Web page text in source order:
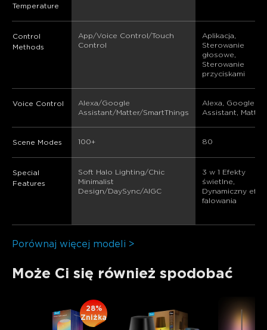
Temperature
Control
Methods
App/Voice Control/Touch
Control
Aplikacja,
Sterowanie
głosowe,
Sterowanie
przyciskami
Voice Control
Alexa/Google
Assistant/Matter/SmartThings
Alexa, Google
Assistant, Matter
Scene Modes 100+ 80
Special
Features
Soft Halo Lighting/Chic
Minimalist
Design/DaySync/AIGC
3 w 1 Efekty
świetlne,
Dynamiczny
falowania
Porównaj więcej modeli >
Może Ci się również spodobać
28%
Zniżka